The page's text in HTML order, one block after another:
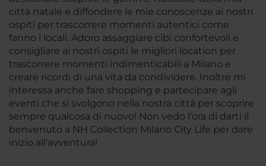
città natale e diffondere le mie conoscenze ai nostri
ospiti per trascorrere momenti autentici come
fanno i locali. Adoro assaggiare cibi confortevoli e
consigliare ai nostri ospiti le migliori location per
trascorrere momenti indimenticabili a Milano e
creare ricordi di una vita da condividere. Inoltre mi
interessa anche fare shopping e partecipare agli
eventi che si svolgono nella nostra città per scoprire
sempre qualcosa di nuovo! Non vedo l'ora di darti il ​​
benvenuto a NH Collection Milano City Life per dare
inizio all'avventura!